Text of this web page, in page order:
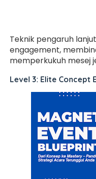
Teknik pengaruh
engagement,
memperkukuh mesej
Level 3: Elite Concept